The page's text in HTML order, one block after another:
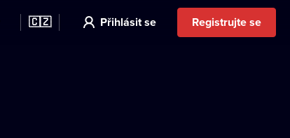
🇨🇿 Přihlásit se Registrujte se